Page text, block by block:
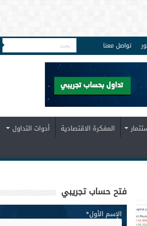
تواصل معنا
المفكرة الاقتصادية
أدوات التداول
فتح حساب تجريبي
الإسم الأول*